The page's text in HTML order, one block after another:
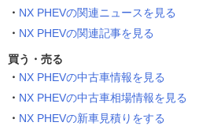
NX PHEVの関連ニュースを見る
NX PHEVの関連記事を見る
買う・売る
NX PHEVの中古車情報を見る
NX PHEVの中古車相場情報を見る
NX PHEVの新車見積りをする